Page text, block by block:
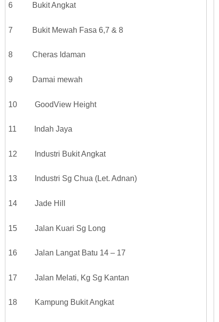
6 Bukit Angkat
7 Bukit Mewah Fasa 6,7 & 8
8 Cheras Idaman
9 Damai mewah
10 GoodView Height
11 Indah Jaya
12 Industri Bukit Angkat
13 Industri Sg Chua (Let. Adnan)
14 Jade Hill
15 Jalan Kuari Sg Long
16 Jalan Langat Batu 14 – 17
17 Jalan Melati, Kg Sg Kantan
18 Kampung Bukit Angkat